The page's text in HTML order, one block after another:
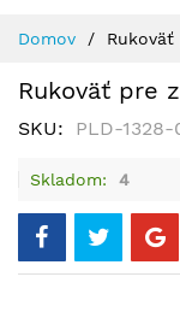
Domov
Rukoväť pre
SKU PLD-1328-
Skladom 4